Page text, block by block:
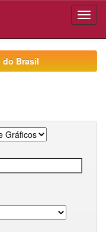
do Brasil